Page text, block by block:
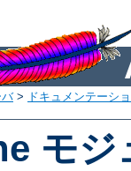
> ドキュメンテーシ
モ